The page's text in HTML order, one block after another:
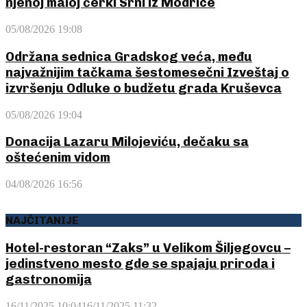
05/08/2026 19:08
Održana sednica Gradskog veća, među
najvažnijim tačkama šestomesečni Izveštaj o
izvršenju Odluke o budžetu grada Kruševca
05/08/2026 19:04
Donacija Lazaru Milojeviću, dečaku sa
oštećenim vidom
04/08/2026 16:56
NAJČITANIJE
Hotel-restoran “Zaks” u Velikom Šiljegovcu –
jedinstveno mesto gde se spajaju priroda i
gastronomija